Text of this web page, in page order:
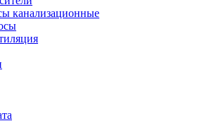
канализационные